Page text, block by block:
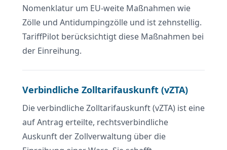
Nomenklatur um EU-weite Maßnahmen wie
Zölle und Antidumpingzölle und ist zehnstellig.
TariffPilot berücksichtigt diese Maßnahmen bei
der Einreihung.
Verbindliche Zolltarifauskunft (vZTA)
Die verbindliche Zolltarifauskunft (vZTA) ist eine
auf Antrag erteilte, rechtsverbindliche
Auskunft der Zollverwaltung über die